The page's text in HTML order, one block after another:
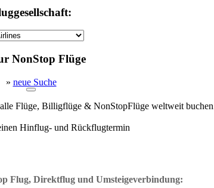
NonStop Flüge
» neue Suche
Flüge, Billigflüge & NonStopFlüge weltweit
Hinflug- und Rückflugtermin
Flug, Direktflug und Umsteigeverbindung: